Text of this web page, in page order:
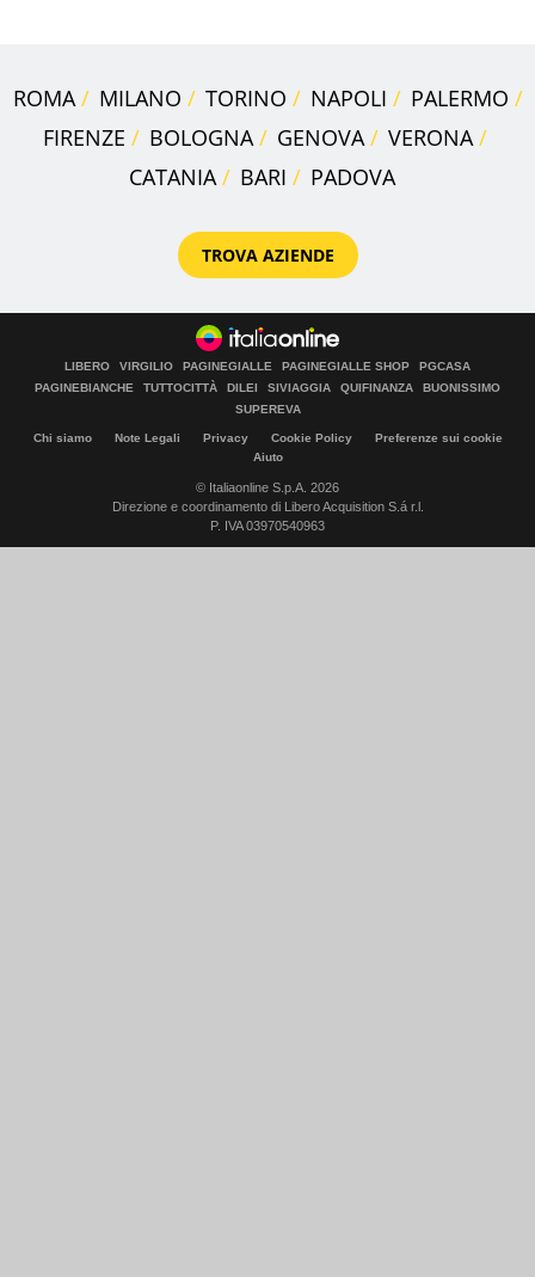
ROMA MILANO TORINO NAPOLI
PALERMO
FIRENZE
BOLOGNA GENOVA
VERONA
CATANIA
BARI PADOVA
TROVA AZIENDE
LIBERO VIRGILIO PAGINEGIALLE PAGINEGIALLE SHOP
PGCASA
PAGINEBIANCHE
TUTTOCITTÀ DILEI SIVIAGGIA QUIFINANZA
BUONISSIMO
SUPEREVA
Chi siamo Note Legali Privacy Cookie Policy
Preferenze sui cookie
Aiuto
© Italiaonline S.p.A. 2026
Direzione e coordinamento di Libero Acquisition S.á r.l.
P. IVA 03970540963